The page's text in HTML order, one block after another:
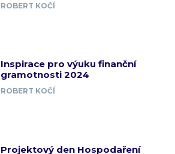
ROBERT KOČÍ
Inspirace pro výuku finanční
gramotnosti 2024
ROBERT KOČÍ
Projektový den Hospodaření